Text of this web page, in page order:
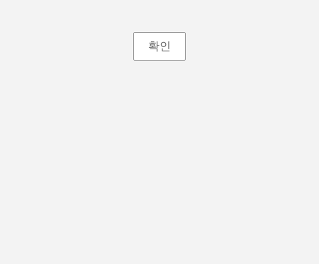
확인